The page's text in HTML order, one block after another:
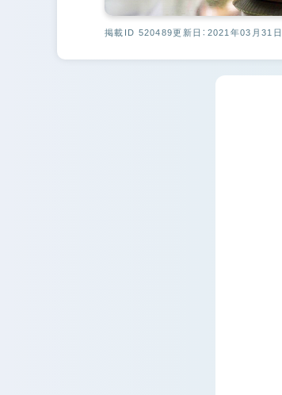
掲載ID 520489更新日：2021年03月31日